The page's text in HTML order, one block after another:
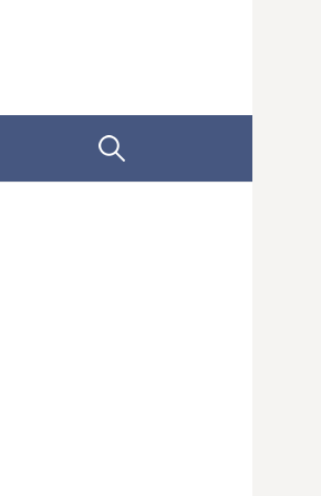
Ricerca